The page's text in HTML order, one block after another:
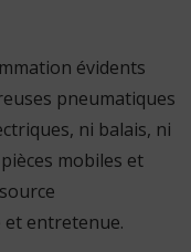
évidents
pneumatiques
ni balais, ni
mobiles et
et entretenue.